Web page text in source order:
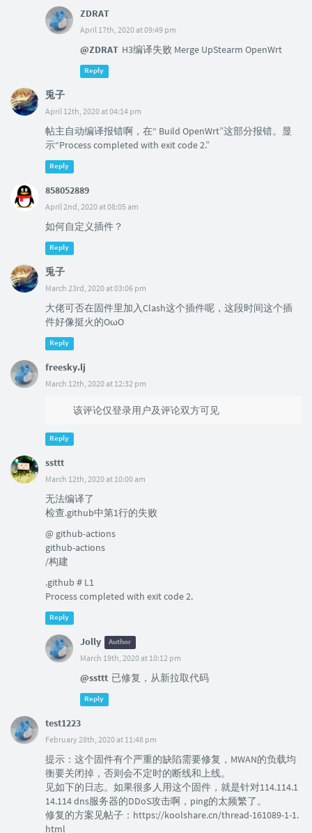
ZDRAT
April 17th, 2020 at 09:49 pm
@ZDRAT H3编译失败 Merge UpStearm OpenWrt
Reply
兎子
April 12th, 2020 at 04:14 pm
帖主自动编译报错啊，在“ Build OpenWrt”这部分报错。显
示“Process completed with exit code 2.”
Reply
858052889
April 2nd, 2020 at 08:05 am
如何自定义插件？
Reply
兎子
March 23rd, 2020 at 03:06 pm
大佬可否在固件里加入Clash这个插件呢，这段时间这个插
件好像挺火的OωO
Reply
freesky.lj
March 12th, 2020 at 12:32 pm
该评论仅登录用户及评论双方可见
Reply
ssttt
March 12th, 2020 at 10:00 am
无法编译了
检查.github中第1行的失败
@ github-actions
github-actions
/构建
.github＃L1
Process completed with exit code 2.
Reply
Jolly Author
March 19th, 2020 at 10:12 pm
@ssttt 已修复，从新拉取代码
Reply
test1223
February 28th, 2020 at 11:48 pm
提示：这个固件有个严重的缺陷需要修复，MWAN的负载均
衡要关闭掉，否则会不定时的断线和上线。
见如下的日志。如果很多人用这个固件，就是针对114.114.1
14.114 dns服务器的DDoS攻击啊，ping的太频繁了。
修复的方案见帖子：https://koolshare.cn/thread-161089-1-1.
html